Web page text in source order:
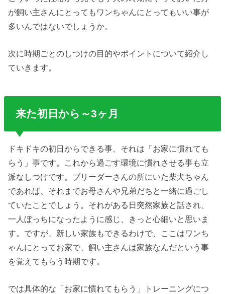
が飼い主さんにとってもワンちゃんにとってもいい事が
多いんではないでしょうか。
次に時期ごとのしつけの目的やポイントについて紹介し
ていきます。
来た初日から～3ヶ月
ドキドキの初日からできる事、それは「お家に慣れても
らう」事です。これから過ごす環境に慣れさせる事も立
派なしつけです。ブリーダーさんの所にいた柴犬ちゃん
であれば、それまでお母さんや兄弟だちと一緒に過ごし
ていたことでしょう。それがある日突然家族と話され、
一人ぼっちになったように感じ、きっと心細いと思いま
す。ですが、新しい家族もできるわけで、ここはワンち
ゃんにとってお家で、飼い主さんは家族なんだという事
を覚えてもらう時期です。
では具体的な「お家に慣れてもらう」トレーニングにつ